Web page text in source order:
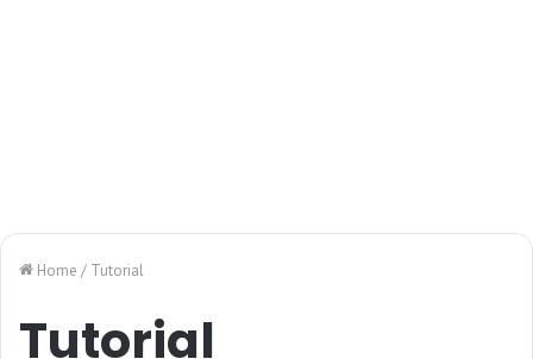
Home / Tutorial
Tutorial